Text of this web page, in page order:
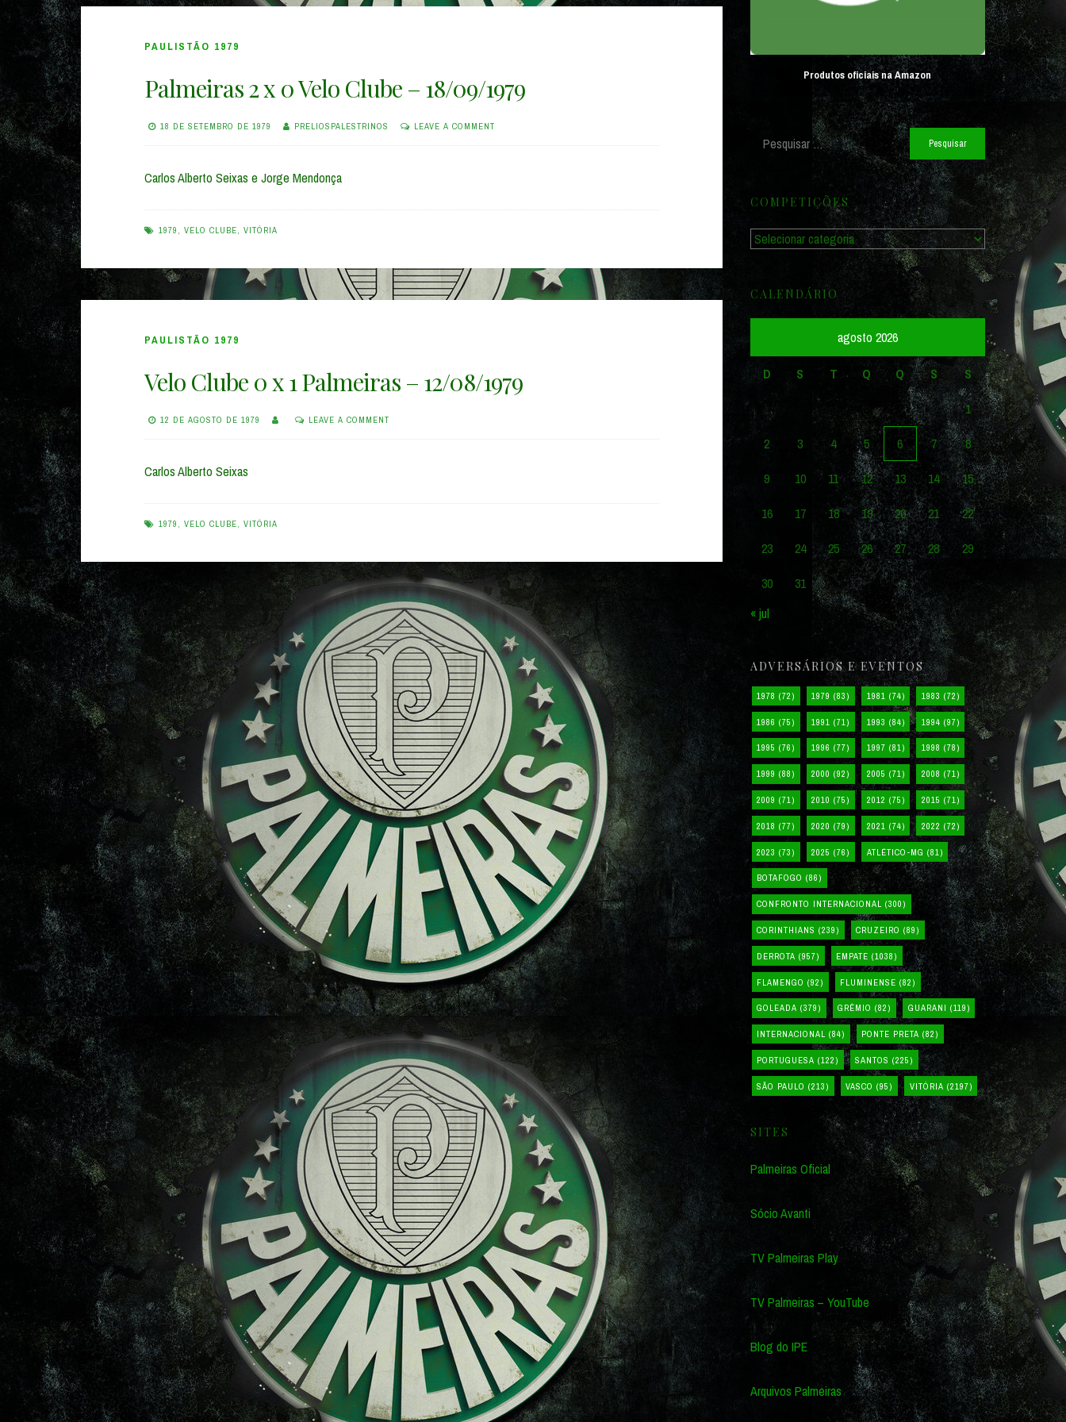
PAULISTÃO 1979
Palmeiras 2 x 0 Velo Clube – 18/09/1979
18 DE SETEMBRO DE 1979 PRELIOSPALESTRINOS LEAVE A COMMENT
Carlos Alberto Seixas e Jorge Mendonça
1979 VELO CLUBE VITÓRIA
PAULISTÃO 1979
Velo Clube 0 x 1 Palmeiras – 12/08/1979
12 DE AGOSTO DE 1979 LEAVE A COMMENT
Carlos Alberto Seixas
1979 VELO CLUBE VITÓRIA
Produtos oficiais na Amazon
Pesquisar
por:
COMPETIÇÕES
Competições
CALENDÁRIO
agosto 2026
D S T Q Q S
S
1
2
3 4 5 6 7
8
9
10 11 12 13 14
15
16
17 18 19 20 21
22
23
24 25 26 27 28
29
30
31
« jul
ADVERSÁRIOS E EVENTOS
1978 (72) 1979 (83) 1981 (74) 1983 (72)
1986 (75) 1991 (71) 1993 (84) 1994 (97)
1995 (76) 1996 (77) 1997 (81) 1998 (78)
1999 (88) 2000 (92) 2005 (71) 2008 (71)
2009 (71) 2010 (75) 2012 (75) 2015 (71)
2018 (77) 2020 (79) 2021 (74) 2022 (72)
2023 (73) 2025 (76) ATLÉTICO-MG (81)
BOTAFOGO (86)
CONFRONTO INTERNACIONAL (300)
CORINTHIANS (239) CRUZEIRO (89)
DERROTA (957) EMPATE (1038)
FLAMENGO (92) FLUMINENSE (82)
GOLEADA (379) GRÊMIO (82) GUARANI (119)
INTERNACIONAL (84) PONTE PRETA (82)
PORTUGUESA (122) SANTOS (225)
SÃO PAULO (213) VASCO (95) VITÓRIA (2197)
SITES
Palmeiras Oficial
Sócio Avanti
TV Palmeiras Play
TV Palmeiras – YouTube
Blog do IPE
Arquivos Palmeiras